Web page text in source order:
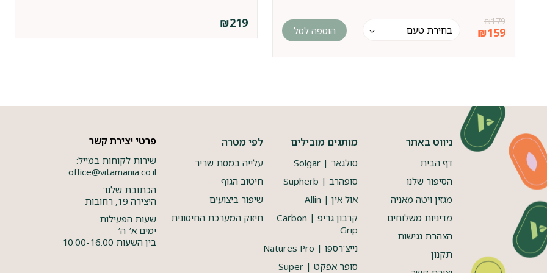
₪179
₪159 הוספה לסל
₪219
ניווט באתר
דף הבית
הסיפור שלנו
מגזין ויטה מאניה
מדיניות משלוחים
הצהרת נגישות
תקנון
מותגים מובילים
סולגאר | Solgar
סופהרב | Supherb
אול אין | Allin
קרבון גריפ | Carbon
Grip
נייצ'רספו | Natures Pro
סופר אפקט | Super
לפי מטרה
עלייה במסת שריר
חיטוב הגוף
שיפור ביצועים
חיזוק המערכת החיסונית
פרטי יצירת קשר
שירות לקוחות במייל:
office@vitamania.co.il
הכתובת שלנו:
היצירה 19, רחובות
שעות הפעילות:
ימים א’-ה’
בין השעות 10:00-16:00